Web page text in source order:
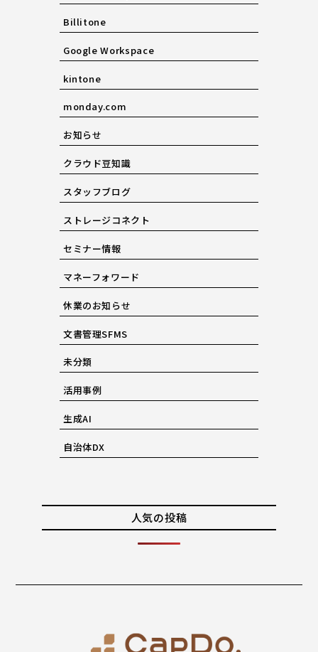
Billitone
Google Workspace
kintone
monday.com
お知らせ
クラウド豆知識
スタッフブログ
ストレージコネクト
セミナー情報
マネーフォワード
休業のお知らせ
文書管理SFMS
未分類
活用事例
生成AI
自治体DX
人気の投稿